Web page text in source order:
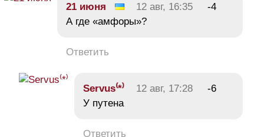
21 июня 12 авг, 16:35
-4
А где «амфоры»?
Ответить
Servus⁽*⁾ 12 авг, 17:28
-6
У путена
Ответить